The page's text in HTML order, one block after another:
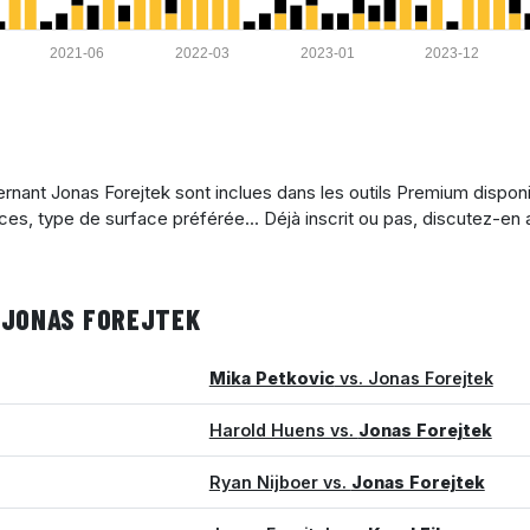
2023-12
2023-01
2022-03
2021-06
Jonas Forejtek sont inclues dans les outils Premium
type de surface préférée... Déjà inscrit ou pas, discutez-en
FOREJTEK
Mika Petkovicvs. Jonas Forejtek
Harold Huens vs. Jonas Forejtek
Ryan Nijboer vs. Jonas Forejtek